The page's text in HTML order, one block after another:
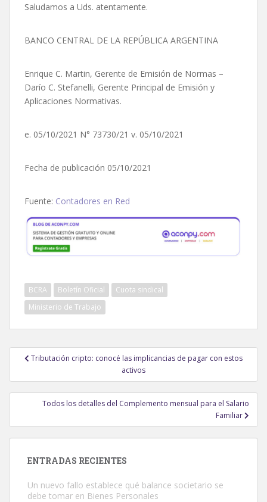
Saludamos a Uds. atentamente.
BANCO CENTRAL DE LA REPÚBLICA ARGENTINA
Enrique C. Martin, Gerente de Emisión de Normas –
Darío C. Stefanelli, Gerente Principal de Emisión y
Aplicaciones Normativas.
e. 05/10/2021 N° 73730/21 v. 05/10/2021
Fecha de publicación 05/10/2021
Fuente: Contadores en Red
BCRA Boletín Oficial
Cuota sindical
Ministerio de Trabajo
Navegación
entradas
Tributación cripto: conocé las implicancias de pagar con estos
activos
Todos los detalles del Complemento mensual para el Salario
Familiar
ENTRADAS RECIENTES
Un nuevo fallo establece qué balance societario se
debe tomar en Bienes Personales